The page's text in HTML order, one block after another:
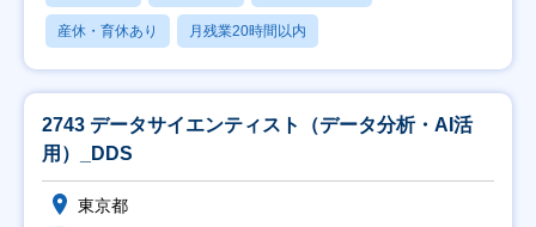
産休・育休あり 月残業20時間以内
2743 データサイエンティスト（データ分析・AI活
用）_DDS
東京都